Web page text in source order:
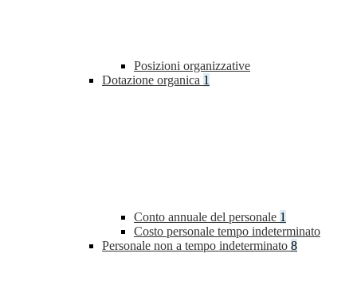
Posizioni organizzative
Dotazione organica 1
Conto annuale del personale 1
Costo personale tempo indeterminato
Personale non a tempo indeterminato 8